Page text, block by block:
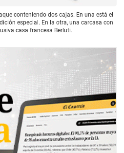
conteniendo dos cajas. En una está el
especial. En la otra, una carcasa con
casa francesa Berluti.